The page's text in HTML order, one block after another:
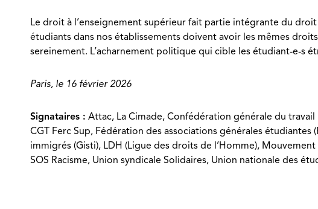
Le droit à l’enseignement supérieur fait partie intégrante du
étudiants dans nos établissements doivent avoir les mêmes
sereinement. L’acharnement politique qui cible les étudiant-e-s
Paris, le 16 février 2026
Signataires : Attac, La Cimade, Confédération générale du
CGT Ferc Sup, Fédération des associations générales
immigrés (Gisti), LDH (Ligue des droits de l’Homme),
SOS Racisme, Union syndicale Solidaires, Union nationale des